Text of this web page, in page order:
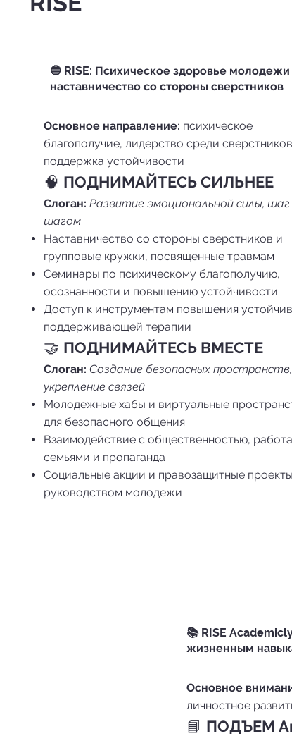
🔵 RISE: Психическое здоровье молодежи
наставничество со стороны сверстников
Основное направление: психическое
благополучие, лидерство среди
поддержка устойчивости
🧠 ПОДНИМАЙТЕСЬ СИЛЬНЕЕ
Слоган: Развитие эмоциональной силы, шаг
шагом
Наставничество со стороны сверстников и
групповые кружки, посвященные травмам
Семинары по психическому благополучию,
осознанности и повышению устойчивости
Доступ к инструментам повышения
поддерживающей терапии
🤝 ПОДНИМАЙТЕСЬ ВМЕСТЕ
Слоган: Создание безопасных пространств,
укрепление связей
Молодежные хабы и виртуальные
для безопасного общения
Взаимодействие с общественностью,
семьями и пропаганда
Социальные акции и правозащитные
руководством молодежи
📚 RISE
жизненным
Основное
личностное
📘 ПОДЪЕМ